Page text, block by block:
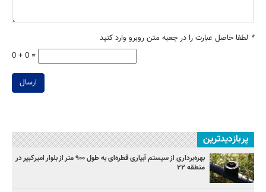
* لطفا حاصل عبارت را در جعبه متن روبرو وارد کنید
0 + 0 =
ارسال
پربازدیدترین
بهره‌برداری از سیستم آبیاری قطره‌ای به طول ۹۰۰ متر از بلوار امیرکبیر در
منطقه ۲۲